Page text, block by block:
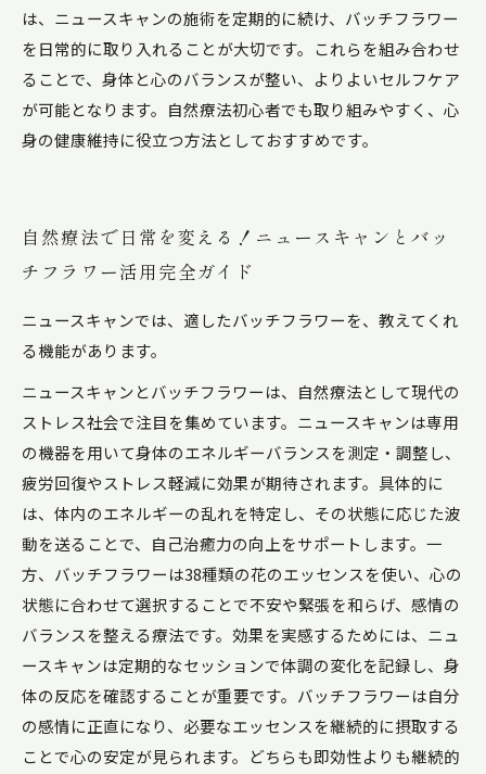
は、ニュースキャンの施術を定期的に続け、バッチフラワー
を日常的に取り入れることが大切です。これらを組み合わせ
ることで、身体と心のバランスが整い、よりよいセルフケア
が可能となります。自然療法初心者でも取り組みやすく、心
身の健康維持に役立つ方法としておすすめです。
自然療法で日常を変える！ニュースキャンとバッ
チフラワー活用完全ガイド
ニュースキャンでは、適したバッチフラワーを、教えてくれ
る機能があります。
ニュースキャンとバッチフラワーは、自然療法として現代の
ストレス社会で注目を集めています。ニュースキャンは専用
の機器を用いて身体のエネルギーバランスを測定・調整し、
疲労回復やストレス軽減に効果が期待されます。具体的に
は、体内のエネルギーの乱れを特定し、その状態に応じた波
動を送ることで、自己治癒力の向上をサポートします。一
方、バッチフラワーは38種類の花のエッセンスを使い、心の
状態に合わせて選択することで不安や緊張を和らげ、感情の
バランスを整える療法です。効果を実感するためには、ニュ
ースキャンは定期的なセッションで体調の変化を記録し、身
体の反応を確認することが重要です。バッチフラワーは自分
の感情に正直になり、必要なエッセンスを継続的に摂取する
ことで心の安定が見られます。どちらも即効性よりも継続的